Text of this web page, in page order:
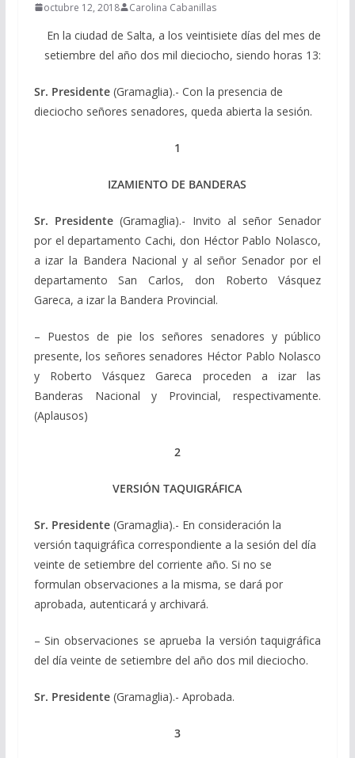
octubre 12, 2018 Carolina Cabanillas
En la ciudad de Salta, a los veintisiete días del mes de
setiembre del año dos mil dieciocho, siendo horas 13:
Sr. Presidente(Gramaglia).- Con la presencia de
dieciocho señores senadores, queda abierta la sesión.
1
IZAMIENTO DE BANDERAS
Sr. Presidente(Gramaglia).- Invito al señor Senador
por el departamento Cachi, don Héctor Pablo Nolasco,
a izar la Bandera Nacional y al señor Senador por el
departamento San Carlos, don Roberto Vásquez
Gareca, a izar la Bandera Provincial.
– Puestos de pie los señores senadores y público
presente, los señores senadores Héctor Pablo Nolasco
y Roberto Vásquez Gareca proceden a izar las
Banderas Nacional y Provincial, respectivamente.
(Aplausos)
2
VERSIÓN TAQUIGRÁFICA
Sr. Presidente(Gramaglia).- En consideración la
versión taquigráfica correspondiente a la sesión del día
veinte de setiembre del corriente año. Si no se
formulan observaciones a la misma, se dará por
aprobada, autenticará y archivará.
– Sin observaciones se aprueba la versión taquigráfica
del día veinte de setiembre del año dos mil dieciocho.
Sr. Presidente (Gramaglia).- Aprobada.
3